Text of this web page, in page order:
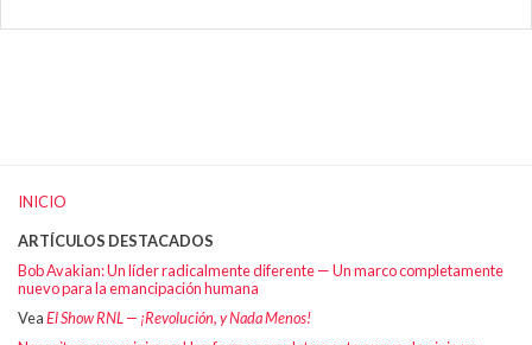
INICIO
ARTÍCULOS DESTACADOS
Bob Avakian: Un líder radicalmente diferente — Un marco completamente
nuevo para la emancipación humana
VeaEl Show RNL — ¡Revolución, y Nada Menos!